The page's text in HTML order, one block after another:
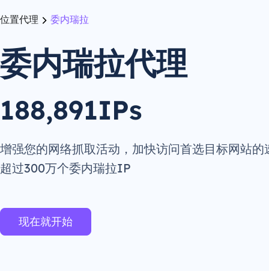
位置代理 委内瑞拉
委内瑞拉代理
188,891IPs
增强您的网络抓取活动，加快访问首选目标网站的
超过300万个委内瑞拉IP
现在就开始